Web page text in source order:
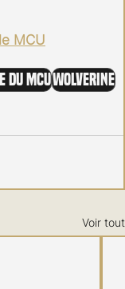
MCU
du MCUWolverine
Voir tout